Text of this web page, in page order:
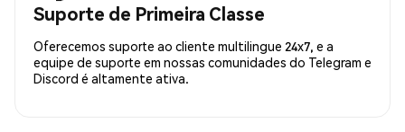
Suporte de Primeira Classe
Oferecemos suporte ao cliente multilingue 24x7, e a
equipe de suporte em nossas comunidades do Telegram e
Discord é altamente ativa.